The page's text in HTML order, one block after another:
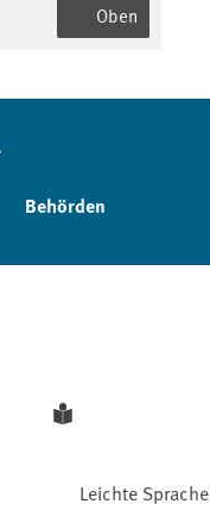
Oben
Behörden
Leichte Sprache